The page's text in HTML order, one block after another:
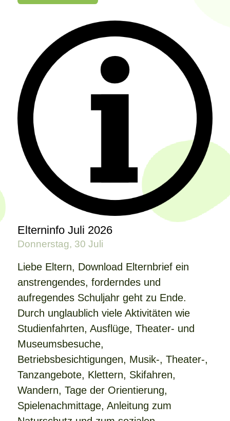
Elterninfo Juli 2026
Donnerstag, 30 Juli
Liebe Eltern, Download Elternbrief ein
anstrengendes, forderndes und
aufregendes Schuljahr geht zu Ende.
Durch unglaublich viele Aktivitäten wie
Studienfahrten, Ausflüge, Theater- und
Museumsbesuche,
Betriebsbesichtigungen, Musik-, Theater-,
Tanzangebote, Klettern, Skifahren,
Wandern, Tage der Orientierung,
Spielenachmittage, Anleitung zum